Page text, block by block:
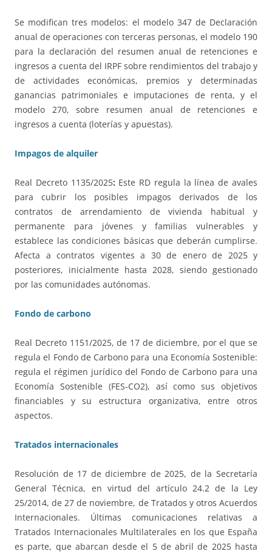
Se modifican tres modelos: el modelo 347 de Declaración
anual de operaciones con terceras personas, el modelo 190
para la declaración del resumen anual de retenciones e
ingresos a cuenta del IRPF sobre rendimientos del trabajo y
de actividades económicas, premios y determinadas
ganancias patrimoniales e imputaciones de renta, y el
modelo 270, sobre resumen anual de retenciones e
ingresos a cuenta (loterías y apuestas).
Impagos de alquiler
Real Decreto 1135/2025: Este RD regula la línea de avales
para cubrir los posibles impagos derivados de los
contratos de arrendamiento de vivienda habitual y
permanente para jóvenes y familias vulnerables y
establece las condiciones básicas que deberán cumplirse.
Afecta a contratos vigentes a 30 de enero de 2025 y
posteriores, inicialmente hasta 2028, siendo gestionado
por las comunidades autónomas.
Fondo de carbono
Real Decreto 1151/2025, de 17 de diciembre, por el que se
regula el Fondo de Carbono para una Economía Sostenible:
regula el régimen jurídico del Fondo de Carbono para una
Economía Sostenible (FES-CO2), así como sus objetivos
financiables y su estructura organizativa, entre otros
aspectos.
Tratados internacionales
Resolución de 17 de diciembre de 2025, de la Secretaría
General Técnica, en virtud del artículo 24.2 de la Ley
25/2014, de 27 de noviembre, de Tratados y otros Acuerdos
Internacionales. Últimas comunicaciones relativas a
Tratados Internacionales Multilaterales en los que España
es parte, que abarcan desde el 5 de abril de 2025 hasta